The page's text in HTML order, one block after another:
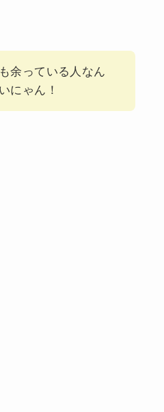
余っている人なん
にゃん！